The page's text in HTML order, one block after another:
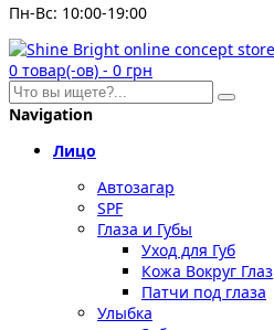
Пн-Вс: 10:00-19:00
0 товар(-ов) - 0 грн
Navigation
Лицо
Автозагар
SPF
Глаза и Губы
Уход для Губ
Кожа Вокруг Глаз
Патчи под глаза
Улыбка